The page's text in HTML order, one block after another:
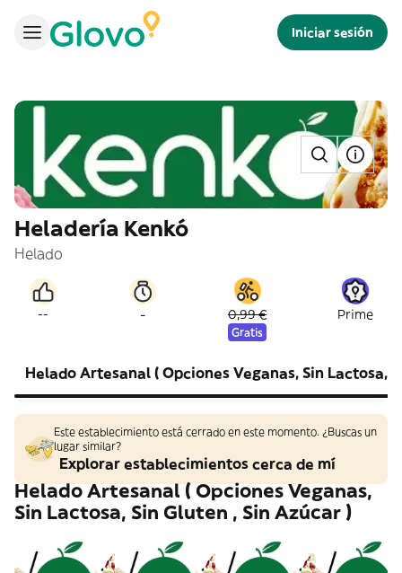
Iniciar sesión
Heladería Kenkó
Helado
-- - 0,99 €
Gratis
Prime
Helado Artesanal ( Opciones Veganas, Sin Lactosa,
Este establecimiento está cerrado en este momento. ¿Buscas un
lugar similar?
Explorar establecimientos cerca de mí
Helado Artesanal ( Opciones Veganas,
Sin Lactosa, Sin Gluten , Sin Azúcar )